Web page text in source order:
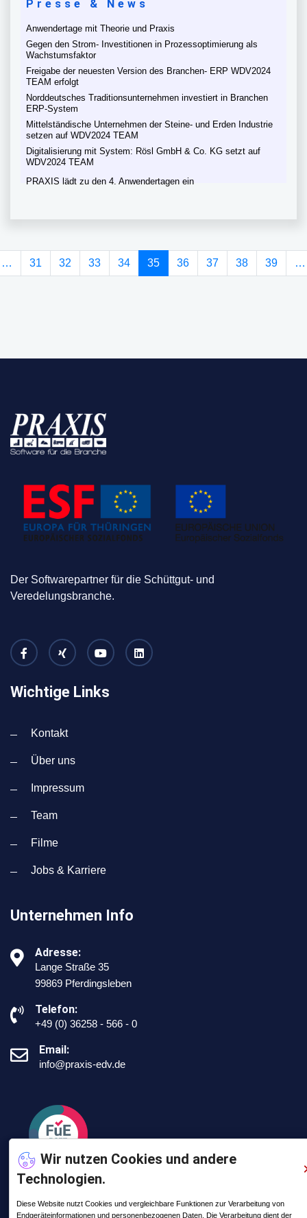
Wir nutzen Cookies und andere
Technologien.
Diese Website nutzt Cookies und vergleichbare Funktionen zur Verarbeitung von
Endgeräteinformationen und personenbezogenen Daten. Die Verarbeitung dient der
Presse & News
Anwendertage mit Theorie und Praxis
Gegen den Strom- Investitionen in Prozessoptimierung als
Wachstumsfaktor
Freigabe der neuesten Version des Branchen- ERP WDV2024
TEAM erfolgt
Norddeutsches Traditionsunternehmen investiert in Branchen
ERP-System
Mittelständische Unternehmen der Steine- und Erden Industrie
setzen auf WDV2024 TEAM
Digitalisierung mit System: Rösl GmbH & Co. KG setzt auf
WDV2024 TEAM
PRAXIS lädt zu den 4. Anwendertagen ein
… 31 32 33 34 35(current)
36 37 38 39 …
Der Softwarepartner für die Schüttgut- und
Veredelungsbranche.
Wichtige Links
Kontakt
Über uns
Impressum
Team
Filme
Jobs & Karriere
Unternehmen Info
Adresse:
Lange Straße 35
99869 Pferdingsleben
Telefon:
+49 (0) 36258 - 566 - 0
Email:
info@praxis-edv.de